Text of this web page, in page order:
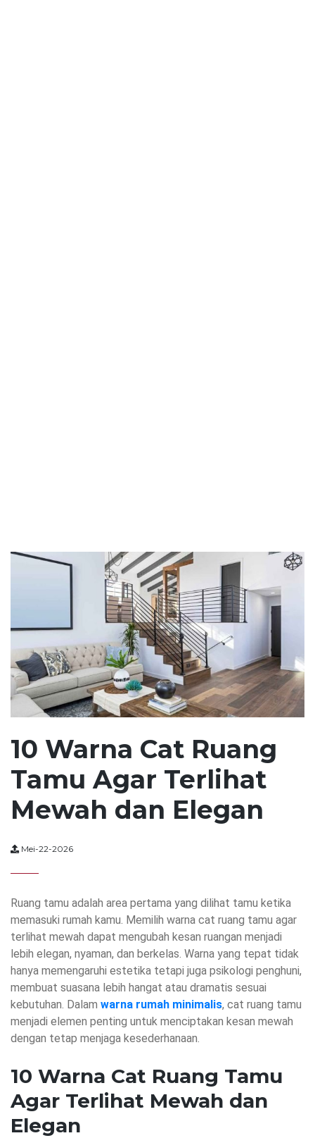
10 Warna Cat Ruang
Tamu Agar Terlihat
Mewah dan Elegan
Mei-22-2026
Ruang tamu adalah area pertama yang dilihat tamu ketika
memasuki rumah kamu. Memilih warna cat ruang tamu agar
terlihat mewah dapat mengubah kesan ruangan menjadi
lebih elegan, nyaman, dan berkelas. Warna yang tepat tidak
hanya memengaruhi estetika tetapi juga psikologi penghuni,
membuat suasana lebih hangat atau dramatis sesuai
kebutuhan. Dalam warna rumah minimalis, cat ruang tamu
menjadi elemen penting untuk menciptakan kesan mewah
dengan tetap menjaga kesederhanaan.
10 Warna Cat Ruang Tamu
Agar Terlihat Mewah dan
Elegan